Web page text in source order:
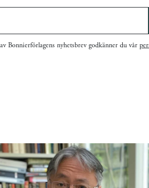
Bonnierförlagens nyhetsbrev godkänner du vår